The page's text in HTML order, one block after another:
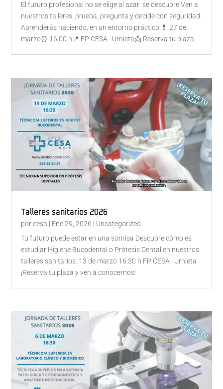
El futuro profesional no se elige al azar: se descubre.Ven a
nuestros talleres, prueba, pregunta y decide con seguridad.
Aprenderás haciendo, en un entorno práctico.💊 27 de
marzo⏰ 16:00 h📍 FP CESA · Urnieta📩 Reserva tu plaza
Talleres sanitarios 2026
porcesa | Ene 29, 2026 | Uncategorized
Tu futuro puede estar en una sonrisa Descubre cómo es
estudiar Higiene Bucodental o Prótesis Dental en nuestros
talleres sanitarios. 13 de marzo 16:30 h FP CESA · Urnieta
¡Reserva tu plaza y ven a conocernos!